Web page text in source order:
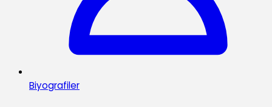
Biyografiler